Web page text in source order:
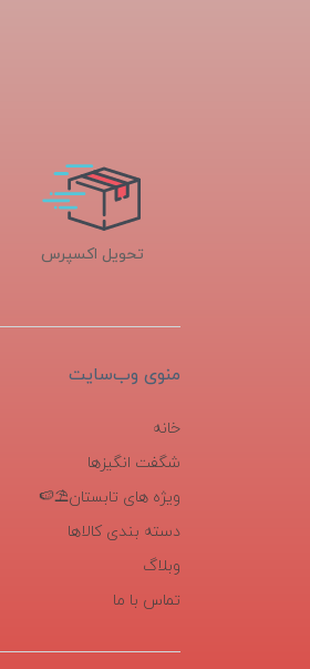
تحویل اکسپرس
منوی وب‌سایت
خانه
شگفت انگیزها
ویژه های تابستان⛱️🍉
دسته بندی کالاها
وبلاگ
تماس با ما